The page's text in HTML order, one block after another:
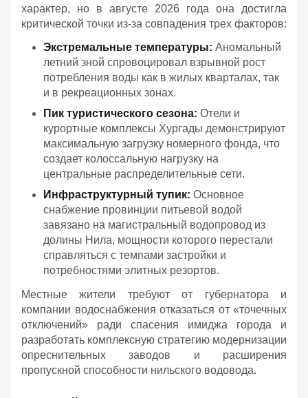
характер, но в августе 2026 года она достигла
критической точки из-за совпадения трех факторов:
Экстремальные температуры: Аномальный
летний зной спровоцировал взрывной рост
потребления воды как в жилых кварталах, так
и в рекреационных зонах.
Пик туристического сезона: Отели и
курортные комплексы Хургады демонстрируют
максимальную загрузку номерного фонда, что
создает колоссальную нагрузку на
центральные распределительные сети.
Инфраструктурный тупик: Основное
снабжение провинции питьевой водой
завязано на магистральный водопровод из
долины Нила, мощности которого перестали
справляться с темпами застройки и
потребностями элитных резортов.
Местные жители требуют от губернатора и
компании водоснабжения отказаться от «точечных
отключений» ради спасения имиджа города и
разработать комплексную стратегию модернизации
опреснительных заводов и расширения
пропускной способности нильского водовода.